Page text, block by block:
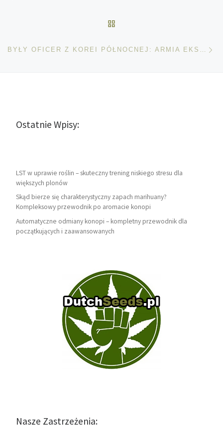
BYŁY OFICER Z KOREI PÓŁNOCNEJ: ARMIA EKSPERYMENTUJE NA UPOŚLEDZONYCH DZIECIACH
Ostatnie Wpisy:
LST w uprawie roślin – skuteczny trening niskiego stresu dla
większych plonów
Skąd bierze się charakterystyczny zapach marihuany?
Kompleksowy przewodnik po aromacie konopi
Automatyczne odmiany konopi – kompletny przewodnik dla
początkujących i zaawansowanych
Nasze Zastrzeżenia: